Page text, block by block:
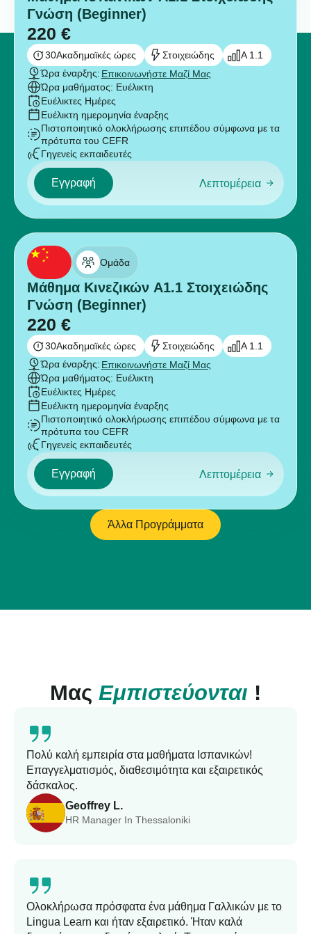
Γνώση (Beginner)
220 €
30Ακαδημαϊκές ώρες Στοιχειώδης
A 1.1
Ώρα έναρξης: Επικοινωνήστε Μαζί Μας
Ώρα μαθήματος: Ευέλικτη
Ευέλικτες Ημέρες
Ευέλικτη ημερομηνία έναρξης
Πιστοποιητικό ολοκλήρωσης επιπέδου σύμφωνα με τα
πρότυπα του CEFR
Γηγενείς εκπαιδευτές
Εγγραφή Λεπτομέρεια
Ομάδα
Μάθημα Κινεζικών A1.1 Στοιχειώδης
Γνώση (Beginner)
220 €
30Ακαδημαϊκές ώρες Στοιχειώδης
A 1.1
Ώρα έναρξης: Επικοινωνήστε Μαζί Μας
Ώρα μαθήματος: Ευέλικτη
Ευέλικτες Ημέρες
Ευέλικτη ημερομηνία έναρξης
Πιστοποιητικό ολοκλήρωσης επιπέδου σύμφωνα με τα
πρότυπα του CEFR
Γηγενείς εκπαιδευτές
Εγγραφή Λεπτομέρεια
Άλλα Προγράμματα
Μας Εμπιστεύονται !
Geoffrey L.
HR Manager In Thessaloniki
Πολύ καλή εμπειρία στα μαθήματα Ισπανικών!
Επαγγελματισμός, διαθεσιμότητα και εξαιρετικός
δάσκαλος.
Ολοκλήρωσα πρόσφατα ένα μάθημα Γαλλικών με το
Lingua Learn και ήταν εξαιρετικό. Ήταν καλά